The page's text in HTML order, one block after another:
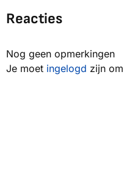
Reacties
Nog geen opmerkingen
Je moet ingelogd zijn